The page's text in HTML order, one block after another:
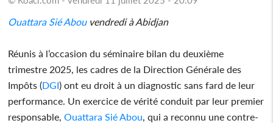
Ouattara Sié Abouvendredi à Abidjan
Réunis à l’occasion du séminaire bilan du deuxième
trimestre 2025, les cadres de la Direction Générale des
Impôts (DGI) ont eu droit à un diagnostic sans fard de leur
performance. Un exercice de vérité conduit par leur premier
responsable,Ouattara Sié Abou , qui a reconnu une contre-